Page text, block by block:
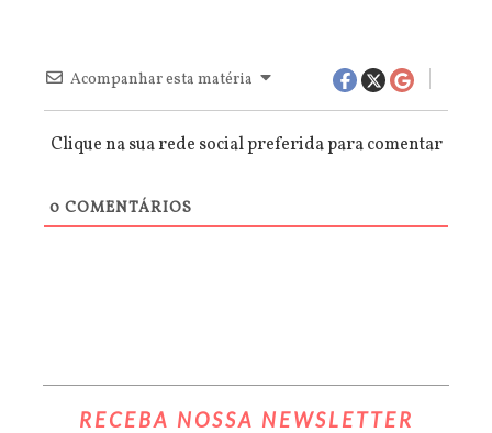
Acompanhar esta matéria
Clique na sua rede social preferida para comentar
0 COMENTÁRIOS
RECEBA NOSSA NEWSLETTER